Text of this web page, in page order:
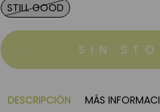
STILL GOOD
DESCRIPCIÓN MÁS